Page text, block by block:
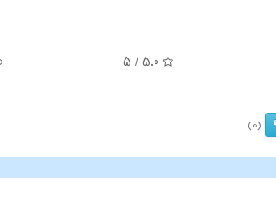
5.0
/
5
(0)